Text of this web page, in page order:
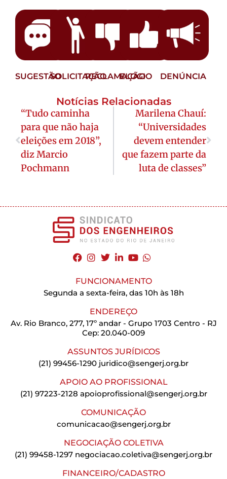
SUGESTÃOSOLICITAÇÃORECLAMAÇÃO
ELOGIO DENÚNCIA
Notícias Relacionadas
“Tudo caminha
para que não haja
eleições em 2018”,
diz Marcio
Pochmann
Marilena Chauí:
“Universidades
devem entender
que fazem parte da
luta de classes”
FUNCIONAMENTO
Segunda a sexta-feira, das 10h às 18h
ENDEREÇO
Av. Rio Branco, 277, 17º andar - Grupo 1703 Centro - RJ
Cep: 20.040-009
ASSUNTOS JURÍDICOS
(21) 99456-1290 juridico@sengerj.org.br
APOIO AO PROFISSIONAL
(21) 97223-2128 apoioprofissional@sengerj.org.br
COMUNICAÇÃO
comunicacao@sengerj.org.br
NEGOCIAÇÃO COLETIVA
(21) 99458-1297 negociacao.coletiva@sengerj.org.br
FINANCEIRO/CADASTRO